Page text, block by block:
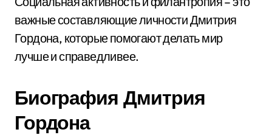
важные составляющие личности Дмитрия
Гордона, которые помогают делать мир
лучше и справедливее.
Биография Дмитрия
Гордона